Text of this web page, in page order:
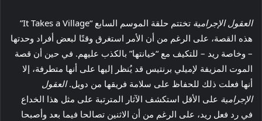
العقول الإجرامية
تختتم حلقة الموسم السابع “It Takes a Village”
هذه القصة، على الرغم من أن الأمر استغرق وقتًا لبعض أفراد وحدتها
– وخاصة ريد – للتكيف مع “خيانتها” بالكذب عليهم. في حين أن قصة
الموت المزيفة لإميلي برنتيس قد يُنظر إليها على أنها متطرفة، إلا
أنها فعلت ذلك للحفاظ على سلامة فريقها من دويل.العقول
الإجرامية على الأقل استكشف الآثار المترتبة على مثل هذا الخداع
في رد فعل ريد، على الرغم من أن الاثنين تصالحا فيما بعد وأصبحا